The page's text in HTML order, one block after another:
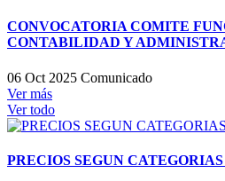
CONVOCATORIA COMITE
CONTABILIDAD Y
06 Oct 2025 Comunicado
Ver más
Ver todo
PRECIOS SEGUN